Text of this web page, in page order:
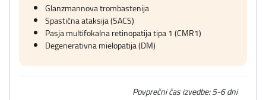
Glanzmannova trombastenija
Spastična ataksija (SACS)
Pasja multifokalna retinopatija tipa 1 (CMR1)
Degenerativna mielopatija (DM)
Povprečni čas izvedbe: 5-6 dni